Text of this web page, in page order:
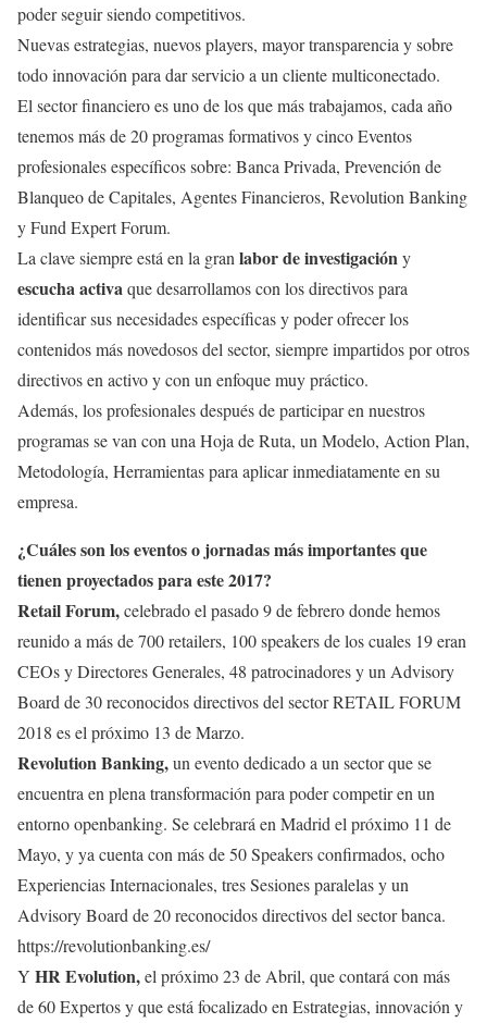
poder seguir siendo competitivos.
Nuevas estrategias, nuevos players, mayor transparencia y sobre
todo innovación para dar servicio a un cliente multiconectado.
El sector financiero es uno de los que más trabajamos, cada año
tenemos más de 20 programas formativos y cinco Eventos
profesionales específicos sobre: Banca Privada, Prevención de
Blanqueo de Capitales, Agentes Financieros, Revolution Banking
y Fund Expert Forum.
La clave siempre está en la gran labor de investigacióny
escucha activaque desarrollamos con los directivos para
identificar sus necesidades específicas y poder ofrecer los
contenidos más novedosos del sector, siempre impartidos por otros
directivos en activo y con un enfoque muy práctico.
Además, los profesionales después de participar en nuestros
programas se van con una Hoja de Ruta, un Modelo, Action Plan,
Metodología, Herramientas para aplicar inmediatamente en su
empresa.
¿Cuáles son los eventos o jornadas más importantes que
tienen proyectados para este 2017?
Retail Forum,celebrado el pasado 9 de febrero donde hemos
reunido a más de 700 retailers, 100 speakers de los cuales 19 eran
CEOs y Directores Generales, 48 patrocinadores y un Advisory
Board de 30 reconocidos directivos del sector RETAIL FORUM
2018 es el próximo 13 de Marzo.
Revolution Banking,un evento dedicado a un sector que se
encuentra en plena transformación para poder competir en un
entorno openbanking. Se celebrará en Madrid el próximo 11 de
Mayo, y ya cuenta con más de 50 Speakers confirmados, ocho
Experiencias Internacionales, tres Sesiones paralelas y un
Advisory Board de 20 reconocidos directivos del sector banca.
https://revolutionbanking.es/
Y HR Evolution,el próximo 23 de Abril, que contará con más
de 60 Expertos y que está focalizado en Estrategias, innovación y